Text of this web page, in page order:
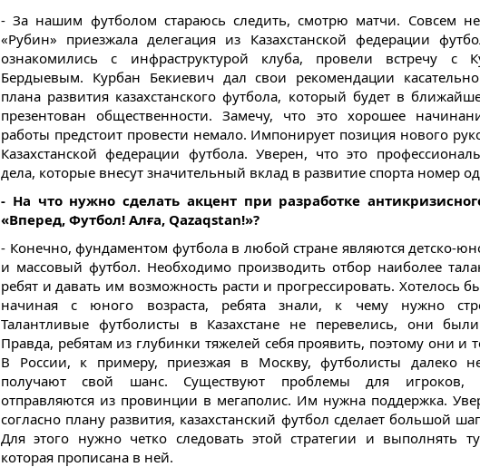
- За нашим футболом стараюсь следить, смотрю матчи. Совсем
«Рубин» приезжала делегация из Казахстанской федерации
ознакомились с инфраструктурой клуба, провели встречу с
Бердыевым. Курбан Бекиевич дал свои рекомендации
плана развития казахстанского футбола, который будет в
презентован общественности. Замечу, что это хорошее
работы предстоит провести немало. Импонирует позиция нового
Казахстанской федерации футбола. Уверен, что это
дела, которые внесут значительный вклад в развитие спорта номер
- На что нужно сделать акцент при разработке
«Вперед, Футбол! Алға, Qazaqstan!»?
- Конечно, фундаментом футбола в любой стране являются детско-
и массовый футбол. Необходимо производить отбор наиболее
ребят и давать им возможность расти и прогрессировать. Хотелось
начиная c юного возраста, ребята знали, к чему нужно
Талантливые футболисты в Казахстане не перевелись, они были
Правда, ребятам из глубинки тяжелей себя проявить, поэтому они и
В России, к примеру, приезжая в Москву, футболисты далеко
получают свой шанс. Существуют проблемы для игроков,
отправляются из провинции в мегаполис. Им нужна поддержка.
согласно плану развития, казахстанский футбол сделает большой
Для этого нужно четко следовать этой стратегии и выполнять
которая прописана в ней.